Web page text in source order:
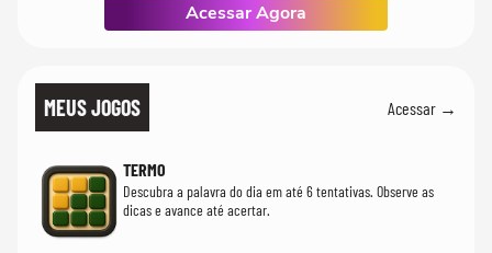
Acessar Agora
MEUS JOGOS Acessar →
TERMO
Descubra a palavra do dia em até 6 tentativas. Observe as
dicas e avance até acertar.